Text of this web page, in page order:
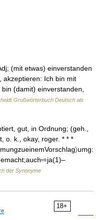
(mit etwas) einverstanden
akzeptieren: Ich bin mit
(damit) einverstanden,
Großwörterbuch Deutsch als
gut, in Ordnung; (geh.,
o. k., okay, roger. * * *
der Synonyme
18+